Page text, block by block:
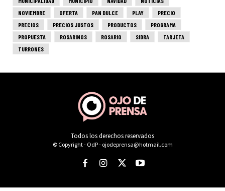
Todos los derechos reservados
© Copyright - OdP - ojodeprensa@hotmail.com